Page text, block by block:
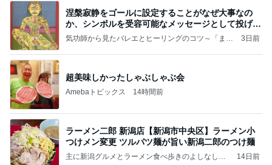
涅槃寂静をゴールに設定することがなぜ大事なの
か、シンボルを受容可能なメッセージとして投げる
ことが
気功師から見たバレエとヒーリングのコツ～「まと
3日前
超美味しかったしゃぶしゃぶ会
Amebaトピックス 14時間前
ラーメン二郎 新潟店【新潟市中央区】ラーメン小
つけメン変更 ツルパツ麺が旨い新潟二郎のつけ麺
主に新潟グルメとラーメン食べ歩きのよしなしご
14日前